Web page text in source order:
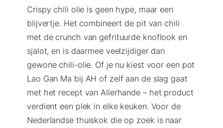
Crispy chili olie is geen hype, maar een
blijvertje. Het combineert de pit van chili
met de crunch van gefrituurde knoflook en
sjalot, en is daarmee veelzijdiger dan
gewone chili-olie. Of je nu kiest voor een pot
Lao Gan Ma bij AH of zelf aan de slag gaat
met het recept van Allerhande – het product
verdient een plek in elke keuken. Voor de
Nederlandse thuiskok die op zoek is naar